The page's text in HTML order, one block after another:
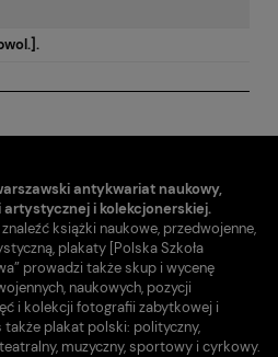
antykwariat naukowy,
i kolekcjonerskiej.
książki naukowe, przedwojenne,
plakaty [Polska Szkoła
prowadzi także skup i wycenę
naukowych, pozycji
i kolekcji fotografii zabytkowej i
plakat polski: polityczny,
muzyczny, sportowy i cyrkowy.